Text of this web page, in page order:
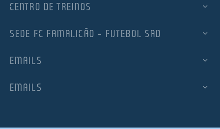
CENTRO DE TREINOS
SEDE FC FAMALICÃO – FUTEBOL SAD
EMAILS
EMAILS